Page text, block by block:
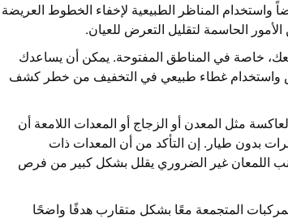
واستخدام المناظر الطبيعية لإخفاء الخطوط العريضة
الحاسمة لتقليل التعرض للعيان.
خاصة في المناطق المفتوحة. يمكن أن يساعدك
واستخدام غطاء طبيعي في التخفيف من خطر كشف
مثل المعدن أو الزجاج أو المعدات اللامعة أن
بدون طيار. إن التأكد من أن المعدات ذات
اللمعان غير الضروري يقلل بشكل كبير من فرص
المركبات المتجمعة معًا بشكل متقارب هدفًا واضحًا